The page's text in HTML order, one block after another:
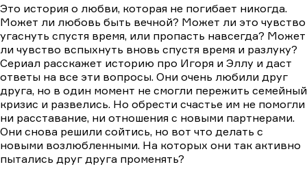
Это история o любви, которая не погибает никогда.
Может ли любовь быть вечной? Может ли это чувство
угаснуть спустя время, или пропасть навсегда? Может
ли чувство вспыхнуть вновь спустя время и разлуку?
Сериал расскажет историю про Игоря и Эллу и даст
ответы на все эти вопросы. Они очень любили друг
друга, но в один момент не смогли пережить семейный
кризис и развелись. Но обрести счастье им не помогли
ни расставание, ни отношения с новыми партнерами.
Они снова решили сойтись, но вот что делать с
новыми возлюбленными. На которых они так активно
пытались друг друга променять?